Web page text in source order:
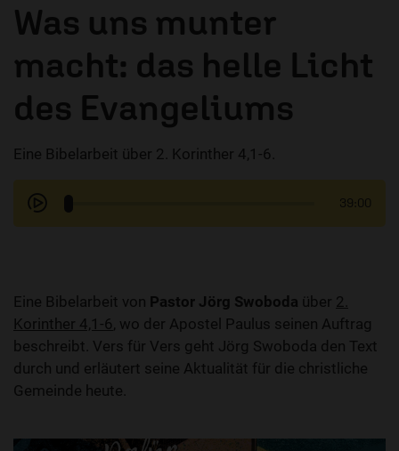
Was uns munter
macht: das helle Licht
des Evangeliums
Eine Bibelarbeit über 2. Korinther 4,1-6.
39:00
Eine Bibelarbeit von Pastor Jörg Swoboda über 2.
Korinther 4,1-6, wo der Apostel Paulus seinen Auftrag
beschreibt. Vers für Vers geht Jörg Swoboda den Text
durch und erläutert seine Aktualität für die christliche
Gemeinde heute.